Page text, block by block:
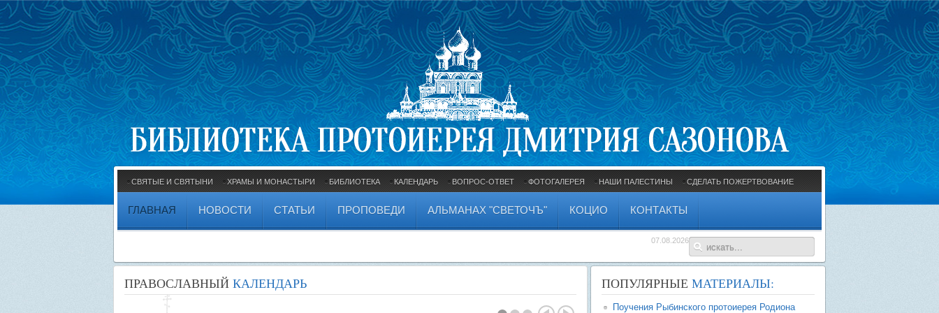
СВЯТЫЕ И СВЯТЫНИ ХРАМЫ И МОНАСТЫРИ БИБЛИОТЕКА КАЛЕНДАРЬ ВОПРОС-ОТВЕТ ФОТОГАЛЕРЕЯ НАШИ ПАЛЕСТИНЫ СДЕЛАТЬ ПОЖЕРТВОВАНИЕ
ГЛАВНАЯ НОВОСТИ СТАТЬИ ПРОПОВЕДИ АЛЬМАНАХ "СВЕТОЧЪ" КОЦИО КОНТАКТЫ
07.08.2026
ПРАВОСЛАВНЫЙ КАЛЕНДАРЬ ПОПУЛЯРНЫЕ МАТЕРИАЛЫ:
Поучения Рыбинского протоиерея Родиона